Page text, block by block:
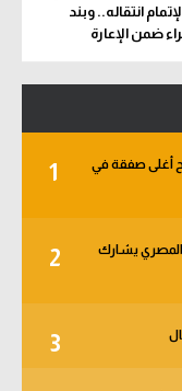
انتقاله.. وبند
ضمن الإعارة
1
أغلى صفقة في
2
دور الـ 32.. والثلاثي المصري يشارك
3